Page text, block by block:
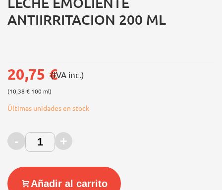
ANTIIRRITACION 200 ML
20,75 €(IVA inc.)
(10,38 € 100 ml)
Últimas unidades en stock
- +
Añadir al carrito